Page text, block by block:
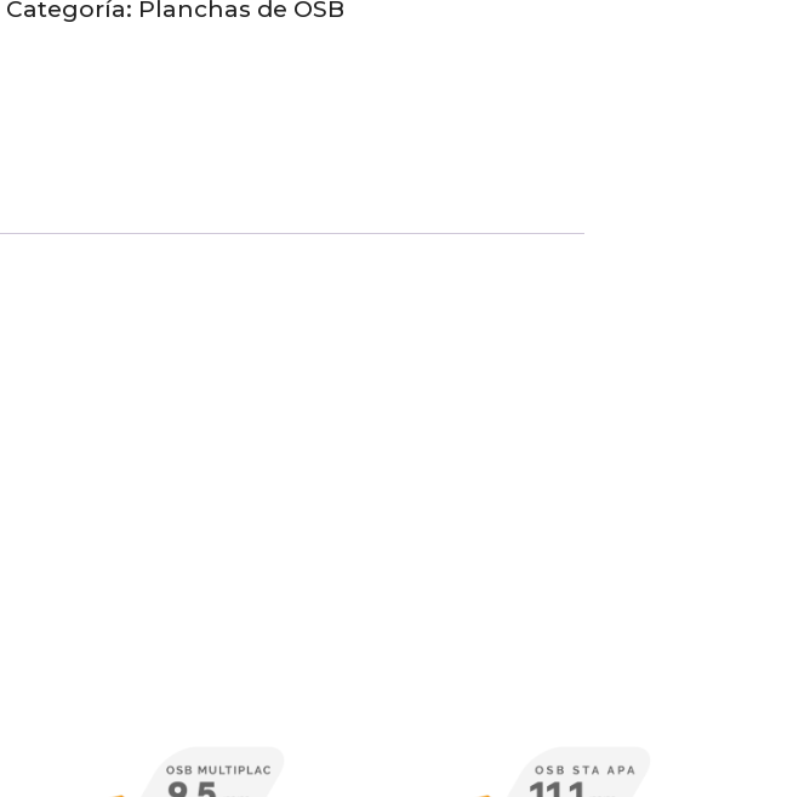
OSB
Categoría: Planchas de OSB